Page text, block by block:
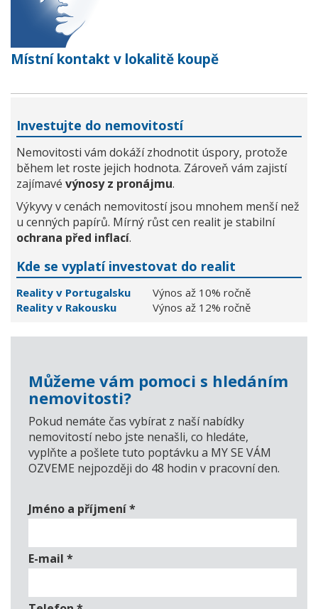
Místní kontakt v lokalitě koupě
Investujte do nemovitostí
Nemovitosti vám dokáží zhodnotit úspory, protože
během let roste jejich hodnota. Zároveň vám zajistí
zajímavé výnosy z pronájmu.
Výkyvy v cenách nemovitostí jsou mnohem menší než
u cenných papírů. Mírný růst cen realit je stabilní
ochrana před inflací.
Kde se vyplatí investovat do realit
Reality v Portugalsku
Výnos až 10% ročně
Reality v Rakousku
Výnos až 12% ročně
Můžeme vám pomoci s hledáním
nemovitosti?
Pokud nemáte čas vybírat z naší nabídky
nemovitostí nebo jste nenašli, co hledáte,
vyplňte a pošlete tuto poptávku a MY SE VÁM
OZVEME nejpozději do 48 hodin v pracovní den.
Jméno a příjmení*
E-mail *